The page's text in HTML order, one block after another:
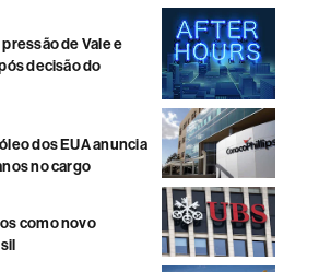
de Vale e
decisão do
dos EUA anuncia
no cargo
como novo